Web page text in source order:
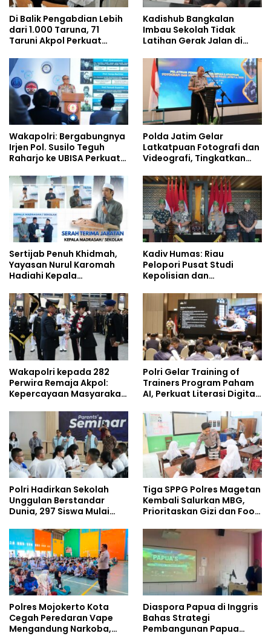
Di Balik Pengabdian Lebih
dari 1.000 Taruna, 71
Taruni Akpol Perkuat
Siswa Sekolah Rakyat
Kadishub Bangkalan
Imbau Sekolah Tidak
Latihan Gerak Jalan di
Wakapolri: Bergabungnya
Irjen Pol. Susilo Teguh
Raharjo ke UBISA Perkuat
Studi Kepolisian
Polda Jatim Gelar
Latkatpuan Fotografi dan
Videografi, Tingkatkan
Era Digital
Sertijab Penuh Khidmah,
Yayasan Nurul Karomah
Hadiahi Kepala
Umrah
Kadiv Humas: Riau
Pelopori Pusat Studi
Kepolisian dan
Policing Masuki Babak
Wakapolri kepada 282
Perwira Remaja Akpol:
Kepercayaan Masyarakat
Polri Gelar Training of
Trainers Program Paham
AI, Perkuat Literasi Digital
Polri Hadirkan Sekolah
Unggulan Berstandar
Dunia, 297 Siswa Mulai
Tiga SPPG Polres Magetan
Kembali Salurkan MBG,
Prioritaskan Gizi dan Food
Polres Mojokerto Kota
Cegah Peredaran Vape
Mengandung Narkoba,
Diaspora Papua di Inggris
Bahas Strategi
Pembangunan Papua